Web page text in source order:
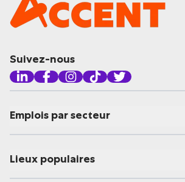
Suivez-nous
Emplois par secteur
Lieux populaires